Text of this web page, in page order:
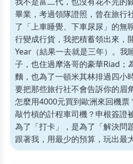
畢業，考過領隊證照，曾在旅行
了「上車睡覺、下車尿尿」的無
行變成行貨，我把積蓄領出來，
Year（結果一去就是三年）。我
子，也住過摩洛哥的豪華Riad；
麵，也為了一頓米其林排過四小
要把那些旅行社不會告訴你的眉
怎麼用4000元買到歐洲來回機
敲竹槓的計程車司機？申根簽證
為了「打卡」，是為了「解決問
跟著我，用最少的預算，玩出最